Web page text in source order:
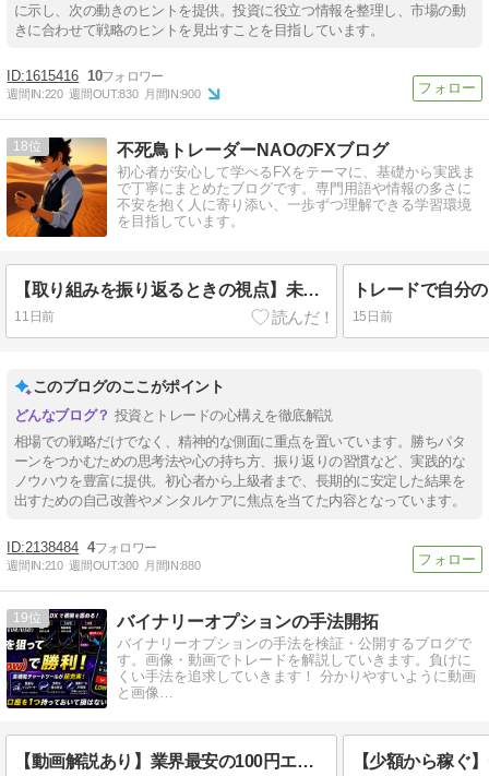
に示し、次の動きのヒントを提供。投資に役立つ情報を整理し、市場の動
きに合わせて戦略のヒントを見出すことを目指しています。
1615416 10
週間IN:220 週間OUT:830 月間IN:900
18 不死鳥トレーダーNAOのFXブログ
初心者が安心して学べるFXをテーマに、基礎から実践ま
で丁寧にまとめたブログです。専門用語や情報の多さに
不安を抱く人に寄り添い、一歩ずつ理解できる学習環境
を目指しています。
【取り組みを振り返るときの視点】未来を考える
11日前 15日前
このブログのここがポイント
投資とトレードの心構えを徹底解説
相場での戦略だけでなく、精神的な側面に重点を置いています。勝ちパタ
ーンをつかむための思考法や心の持ち方、振り返りの習慣など、実践的な
ノウハウを豊富に提供。初心者から上級者まで、長期的に安定した結果を
出すための自己改善やメンタルケアに焦点を当てた内容となっています。
2138484 4
週間IN:210 週間OUT:300 月間IN:880
19 バイナリーオプションの手法開拓
バイナリーオプションの手法を検証・公開するブログで
す。画像・動画でトレードを解説していきます。負けに
くい手法を追求していきます！ 分かりやすいように動画
と画像…
【動画解説あり】業界最安の100円エントリー！ブビンガの超高機能チャートで勝率を上げる方法